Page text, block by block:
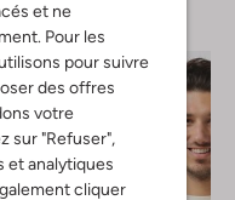
et ne
Pour les
pour suivre
des offres
votre
sur "Refuser",
et analytiques
cliquer